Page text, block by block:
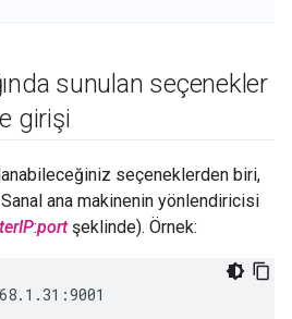
sunulan seçenekler
girişi
seçeneklerden biri,
Sanal ana makinenin yönlendiricisi
:portşeklinde). Örnek: